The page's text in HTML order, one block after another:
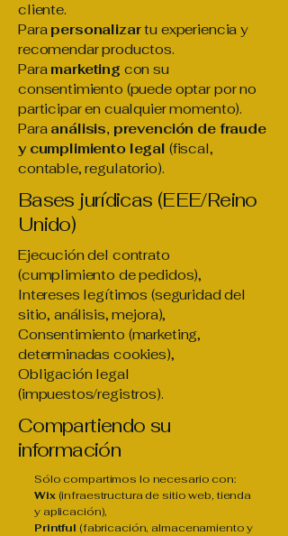
cliente.
Para personalizartu experiencia y
recomendar productos.
Para marketing con su
consentimiento (puede optar por no
participar en cualquier momento).
Para análisis, prevención de fraude
y cumplimiento legal (fiscal,
contable, regulatorio).
Bases jurídicas (EEE/Reino
Unido)
Ejecución del contrato
(cumplimiento de pedidos),
Intereses legítimos (seguridad del
sitio, análisis, mejora),
Consentimiento (marketing,
determinadas cookies),
Obligación legal
(impuestos/registros).
Compartiendo su
información
Sólo compartimos lo necesario con:
Wix(infraestructura de sitio web, tienda
y aplicación),
Printful (fabricación, almacenamiento y